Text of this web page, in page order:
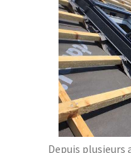
Depuis